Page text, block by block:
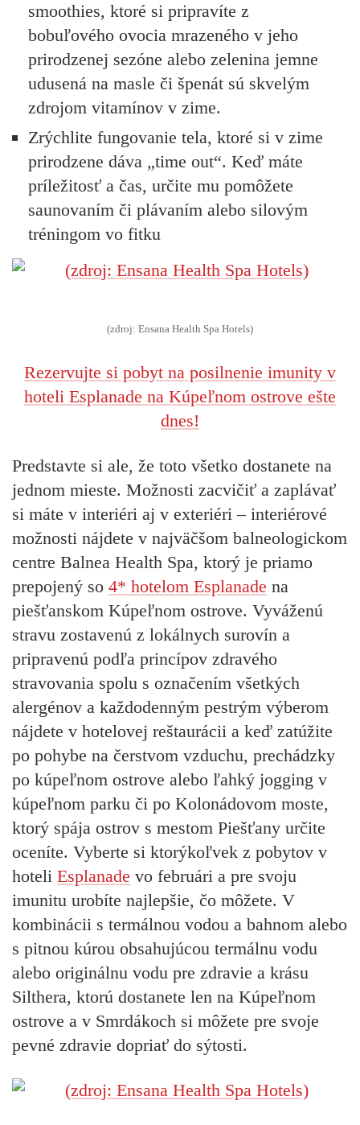
smoothies, ktoré si pripravíte z
bobuľového ovocia mrazeného v jeho
prirodzenej sezóne alebo zelenina jemne
udusená na masle či špenát sú skvelým
zdrojom vitamínov v zime.
Zrýchlite fungovanie tela, ktoré si v zime
prirodzene dáva „time out“. Keď máte
príležitosť a čas, určite mu pomôžete
saunovaním či plávaním alebo silovým
tréningom vo fitku
(zdroj: Ensana Health Spa Hotels)
Rezervujte si pobyt na posilnenie imunity v
hoteli Esplanade na Kúpeľnom ostrove ešte
dnes!
Predstavte si ale, že toto všetko dostanete na
jednom mieste. Možnosti zacvičiť a zaplávať
si máte v interiéri aj v exteriéri – interiérové
možnosti nájdete v najväčšom balneologickom
centre Balnea Health Spa, ktorý je priamo
prepojený so 4* hotelom Esplanade na
piešťanskom Kúpeľnom ostrove. Vyváženú
stravu zostavenú z lokálnych surovín a
pripravenú podľa princípov zdravého
stravovania spolu s označením všetkých
alergénov a každodenným pestrým výberom
nájdete v hotelovej reštaurácii a keď zatúžite
po pohybe na čerstvom vzduchu, prechádzky
po kúpeľnom ostrove alebo ľahký jogging v
kúpeľnom parku či po Kolonádovom moste,
ktorý spája ostrov s mestom Piešťany určite
oceníte. Vyberte si ktorýkoľvek z pobytov v
hoteli Esplanade vo februári a pre svoju
imunitu urobíte najlepšie, čo môžete. V
kombinácii s termálnou vodou a bahnom alebo
s pitnou kúrou obsahujúcou termálnu vodu
alebo originálnu vodu pre zdravie a krásu
Silthera, ktorú dostanete len na Kúpeľnom
ostrove a v Smrdákoch si môžete pre svoje
pevné zdravie dopriať do sýtosti.